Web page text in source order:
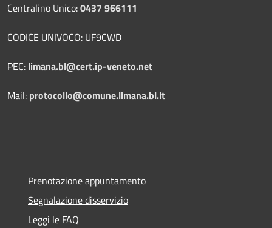
Centralino Unico:0437 966111
CODICE UNIVOCO: UF9CWD
PEC: limana.bl@cert.ip-veneto.net
Mail: protocollo@comune.limana.bl.it
Prenotazione appuntamento
Segnalazione disservizio
Leggi le FAQ